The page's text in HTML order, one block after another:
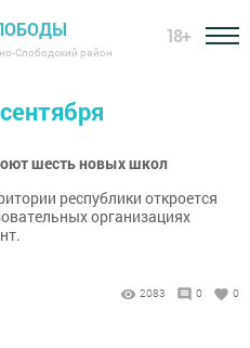
Слободский район
18+
шесть новых школ
республики откроется
организациях
2083 0 0